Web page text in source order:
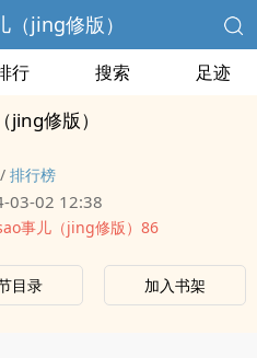
jing修版）
行 搜索 足迹
jing修版）
/ 排行榜
03-02 12:38
事儿（jing修版）86
目录 加入书架